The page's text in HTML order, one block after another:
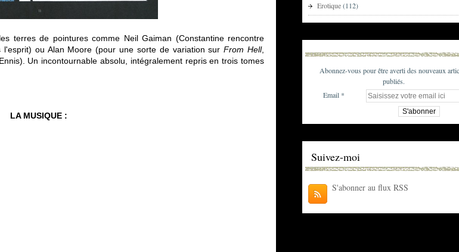
terres de pointures comme Neil Gaiman (Constantine rencontre
l'esprit) ou Alan Moore (pour une sorte de variation surFrom Hell,
Un incontournable absolu, intégralement repris en trois tomes
LA MUSIQUE :
Erotique(112)
Abonnez-vous pour être averti des nouveaux
publiés.
Email
Suivez-moi
S'abonner au flux RSS